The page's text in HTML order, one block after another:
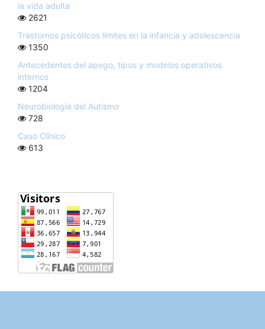
la vida adulta
2621
Trastornos psicóticos límites en la infancia y adolescencia
1350
Antecedentes del apego, tipos y modelos operativos
internos
1204
Neurobiología del Autismo
728
Caso Clínico
613